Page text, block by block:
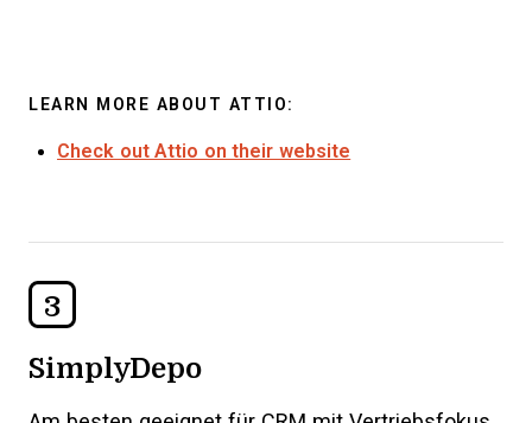
LEARN MORE ABOUT ATTIO:
Check out Attio on their website
3
SimplyDepo